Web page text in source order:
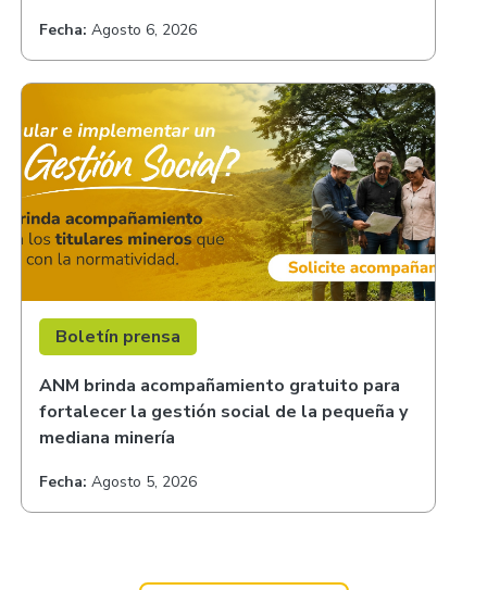
Fecha: Agosto 6, 2026
Boletín prensa
ANM brinda acompañamiento gratuito para
fortalecer la gestión social de la pequeña y
mediana minería
Fecha: Agosto 5, 2026